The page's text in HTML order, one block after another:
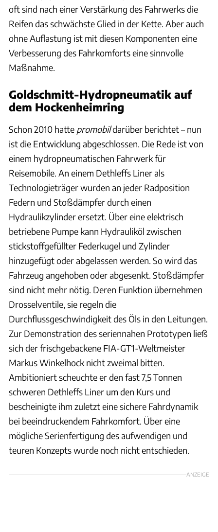
oft sind nach einer Verstärkung des Fahrwerks die
Reifen das schwächste Glied in der Kette. Aber auch
ohne Auflastung ist mit diesen Komponenten eine
Verbesserung des Fahrkomforts eine sinnvolle
Maßnahme.
Goldschmitt-Hydropneumatik auf
dem Hockenheimring
Schon 2010 hatte promobildarüber berichtet – nun
ist die Entwicklung abgeschlossen. Die Rede ist von
einem hydropneumatischen Fahrwerk für
Reisemobile. An einem Dethleffs Liner als
Technologieträger wurden an jeder Radposition
Federn und Stoßdämpfer durch einen
Hydraulikzylinder ersetzt. Über eine elektrisch
betriebene Pumpe kann Hydrauliköl zwischen
stickstoffgefüllter Federkugel und Zylinder
hinzugefügt oder abgelassen werden. So wird das
Fahrzeug angehoben oder abgesenkt. Stoßdämpfer
sind nicht mehr nötig. Deren Funktion übernehmen
Drosselventile, sie regeln die
Durchflussgeschwindigkeit des Öls in den Leitungen.
Zur Demonstration des seriennahen Prototypen ließ
sich der frischgebackene FIA-GT1-Weltmeister
Markus Winkelhock nicht zweimal bitten.
Ambitioniert scheuchte er den fast 7,5 Tonnen
schweren Dethleffs Liner um den Kurs und
bescheinigte ihm zuletzt eine sichere Fahrdynamik
bei beeindruckendem Fahrkomfort. Über eine
mögliche Serienfertigung des aufwendigen und
teuren Konzepts wurde noch nicht entschieden.
ANZEIGE